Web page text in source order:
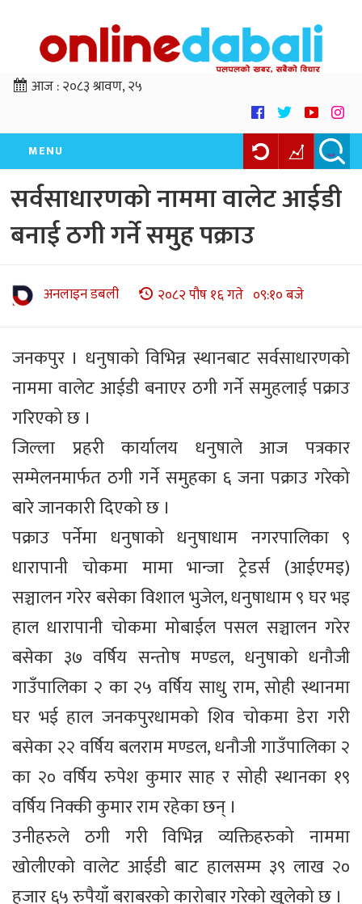
आज :२०८३ श्रावण, २५
MENU
सर्वसाधारणको नाममा वालेट आईडी
बनाई ठगी गर्ने समुह पक्राउ
अनलाइन डबली २०८२ पौष १६ गते ०९:१० बजे
जनकपुर । धनुषाको विभिन्न स्थानबाट सर्वसाधारणको
नाममा वालेट आईडी बनाएर ठगी गर्ने समुहलाई पक्राउ
गरिएको छ ।
जिल्ला प्रहरी कार्यालय धनुषाले आज पत्रकार
सम्मेलनमार्फत ठगी गर्ने समुहका ६ जना पक्राउ गरेको
बारे जानकारी दिएको छ ।
पक्राउ पर्नेमा धनुषाको धनुषाधाम नगरपालिका ९
धारापानी चोकमा मामा भान्जा ट्रेडर्स (आईएमइ)
सञ्चालन गरेर बसेका विशाल भुजेल, धनुषाधाम ९ घर भइ
हाल धारापानी चोकमा मोबाईल पसल सञ्चालन गरेर
बसेका ३७ वर्षिय सन्तोष मण्डल, धनुषाको धनौजी
गाउँपालिका २ का २५ वर्षिय साधु राम, सोही स्थानमा
घर भई हाल जनकपुरधामको शिव चोकमा डेरा गरी
बसेका २२ वर्षिय बलराम मण्डल, धनौजी गाउँपालिका २
का २० वर्षिय रुपेश कुमार साह र सोही स्थानका १९
वर्षिय निक्की कुमार राम रहेका छन् ।
उनीहरुले ठगी गरी विभिन्न व्यक्तिहरुको नाममा
खोलीएको वालेट आईडी बाट हालसम्म ३९ लाख २०
हजार ६५ रुपैयाँ बराबरको कारोबार गरेको खुलेको छ ।